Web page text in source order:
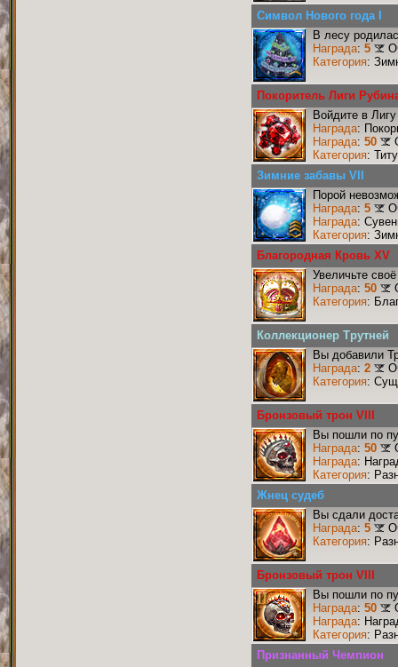
Символ Нового года I
В лесу
Награда: 5
Категория:
Покоритель Лиги
Войдите в
Награда:
Награда: 50
Категория:
Зимние забавы VII
Порой
Награда: 5
Награда:
Категория:
Благородная Кровь XV
Увеличьте
Награда: 50
Категория:
Коллекционер Трутней
Вы добавили
Награда: 2
Категория:
Бронзовый трон VIII
Вы пошли по
Награда: 50
Награда:
Категория:
Жнец судеб
Вы сдали
Награда: 5
Категория:
Бронзовый трон VIII
Вы пошли по
Награда: 50
Награда:
Категория:
Признанный Чемпион